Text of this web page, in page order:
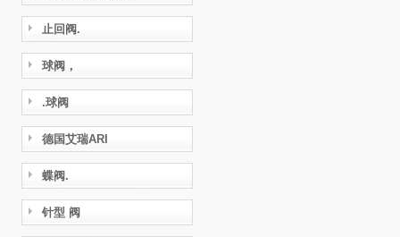
止回阀.
球阀，
.球阀
德国艾瑞ARI
蝶阀.
针型 阀